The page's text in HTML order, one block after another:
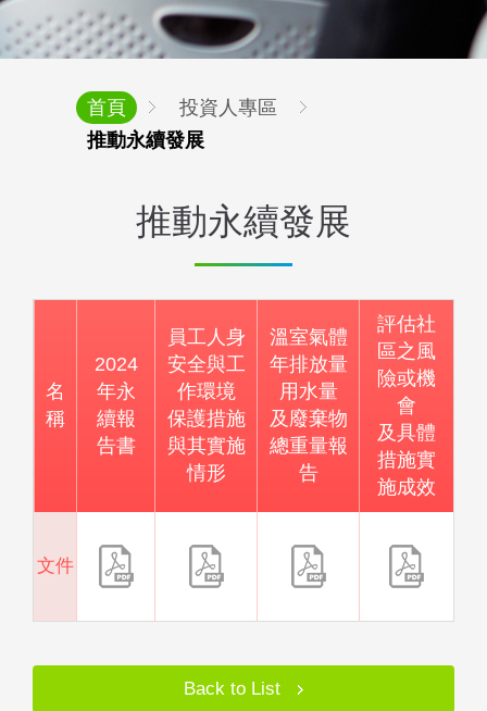
首頁
投資人專區
推動永續發展
推動永續發展
名
稱
2024
年永
續報
告書
員工人身
安全與工
作環境
保護措施
與其實施
情形
溫室氣體
年排放量
用水量
及廢棄物
總重量報
告
評估社
區之風
險或機
會
及具體
措施實
施成效
文件
Back to List